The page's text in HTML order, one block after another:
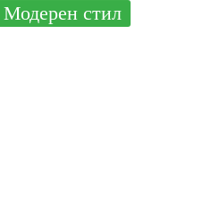
Модерен стил